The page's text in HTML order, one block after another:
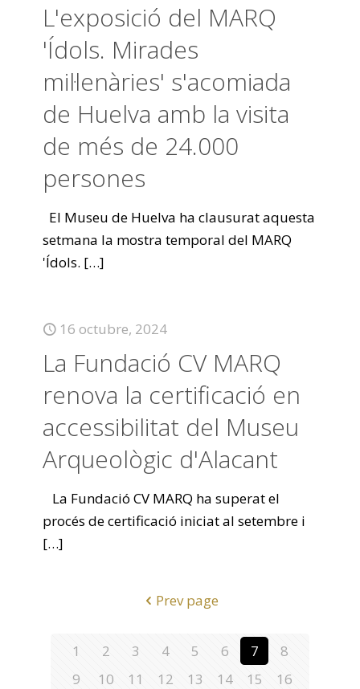
L'exposició del MARQ
'Ídols. Mirades
mil·lenàries' s'acomiada
de Huelva amb la visita
de més de 24.000
persones
El Museu de Huelva ha clausurat aquesta
setmana la mostra temporal del MARQ
'Ídols. […]
16 octubre, 2024
La Fundació CV MARQ
renova la certificació en
accessibilitat del Museu
Arqueològic d'Alacant
La Fundació CV MARQ ha superat el
procés de certificació iniciat al setembre i
[…]
Prev page
1 2 3 4 5 6 7
8
9
10 11 12 13 14 15
16